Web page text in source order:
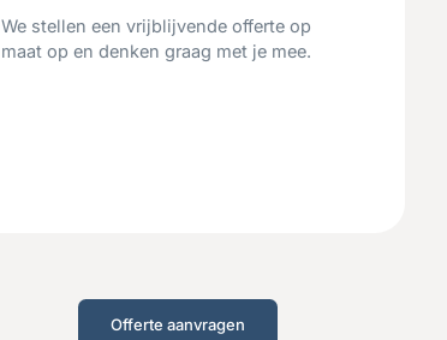
We stellen een vrijblijvende offerte op
maat op en denken graag met je mee.
Offerte aanvragen